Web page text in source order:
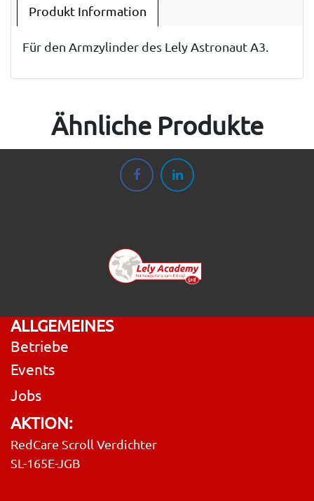
Produkt Information
Für den Armzylinder des Lely Astronaut A3.
Ähnliche Produkte
ALLGEMEINES
Betriebe
Events
Jobs
AKTION:
RedCare Scroll Verdichter
SL-165E-JGB